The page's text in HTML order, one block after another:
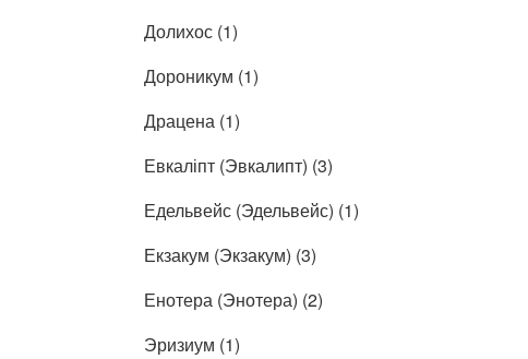
Долихос (1)
Дороникум (1)
Драцена (1)
Евкаліпт (Эвкалипт) (3)
Едельвейс (Эдельвейс) (1)
Екзакум (Экзакум) (3)
Енотера (Энотера) (2)
Эризиум (1)